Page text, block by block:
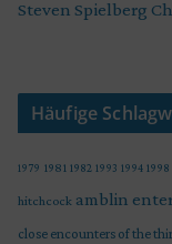
Steven Spielberg
Häufige
1979 1981 1982 1993 1994 1998
hitchcock amblin
close encounters of the